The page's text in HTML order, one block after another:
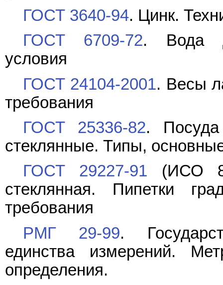
ГОСТ 3640-94. Цинк.
ГОСТ 6709-72. Вода
условия
ГОСТ 24104-2001. Весы
требования
ГОСТ 25336-82. Посуда
стеклянные. Типы,
ГОСТ 29227-91 (ИСО
стеклянная. Пипетки
требования
РМГ 29-99.
единства измерений.
определения.